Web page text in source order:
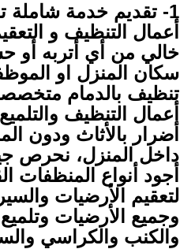
1- تقديم خدمة شاملة
أعمال التنظيف و
خالي من أي أتربه أو
سكان المنزل او
تنظيف بالدمام
أعمال التنظيف
أضرار بالأثاث ودون
داخل المنزل، نحرص
أجود أنواع المنظفات
لتعقيم الأرضيات
وجميع الأرضيات
والكنب والكراسي